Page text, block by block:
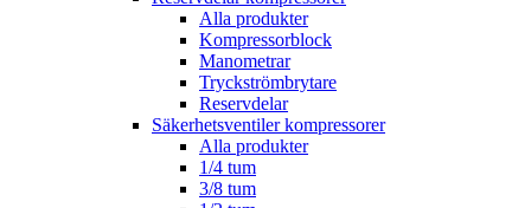
Alla produkter
Kompressorblock
Manometrar
Tryckströmbrytare
Reservdelar
Säkerhetsventiler kompressorer
Alla produkter
1/4 tum
3/8 tum